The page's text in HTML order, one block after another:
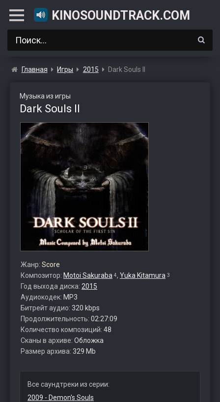
KINOSOUNDTRACK.COM
Главная Игры 2015 Dark Souls II
Музыка из игры
Dark Souls II
Жанр: Score
Композитор: Motoi Sakuraba 4, Yuka Kitamura 3
Год выхода диска: 2015
Аудиокодек: MP3
Битрейт аудио: 320 kbps
Продолжительность: 02:27:09
Количество композиций: 48
Сканы в архиве: Обложка
Размер архива: 329 Mb
Все саундтреки из серии:
2009 - Demon's Souls